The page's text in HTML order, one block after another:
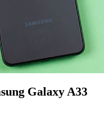
Galaxy A33